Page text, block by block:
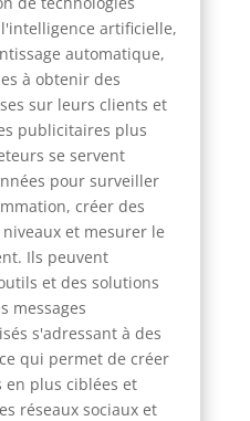
artificielle,
automatique,
à obtenir des
sur leurs clients et
publicitaires plus
se servent
pour surveiller
créer des
et mesurer le
Ils peuvent
et des solutions
messages
s'adressant à des
qui permet de créer
en plus ciblées et
réseaux sociaux et